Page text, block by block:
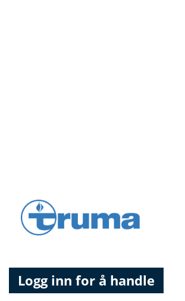
Logg inn for å handle